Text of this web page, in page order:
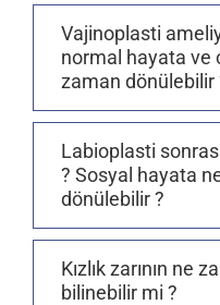
Vajinoplasti
normal hayata ve
zaman dönülebilir
Labioplasti
? Sosyal hayata
dönülebilir ?
Kızlık zarının ne
bilinebilir mi ?